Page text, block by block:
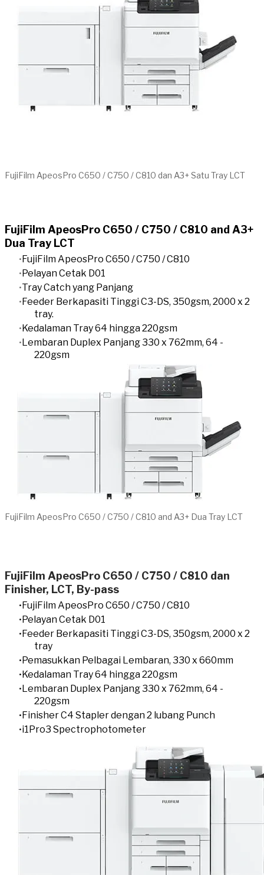
FujiFilm ApeosPro C650 / C750 / C810 dan A3+ Satu Tray LCT
FujiFilm ApeosPro C650 / C750 / C810 and A3+
Dua Tray LCT
FujiFilm ApeosPro C650 / C750 / C810
Pelayan Cetak D01
Tray Catch yang Panjang
Feeder Berkapasiti Tinggi C3-DS, 350gsm, 2000 x 2
tray.
Kedalaman Tray 64 hingga 220gsm
Lembaran Duplex Panjang 330 x 762mm, 64 -
220gsm
FujiFilm ApeosPro C650 / C750 / C810 and A3+ Dua Tray LCT
FujiFilm ApeosPro C650 / C750 / C810 dan
Finisher, LCT, By-pass
FujiFilm ApeosPro C650 / C750 / C810
Pelayan Cetak D01
Feeder Berkapasiti Tinggi C3-DS, 350gsm, 2000 x 2
tray
Pemasukkan Pelbagai Lembaran, 330 x 660mm
Kedalaman Tray 64 hingga 220gsm
Lembaran Duplex Panjang 330 x 762mm, 64 -
220gsm
Finisher C4 Stapler dengan 2 lubang Punch
i1Pro3 Spectrophotometer